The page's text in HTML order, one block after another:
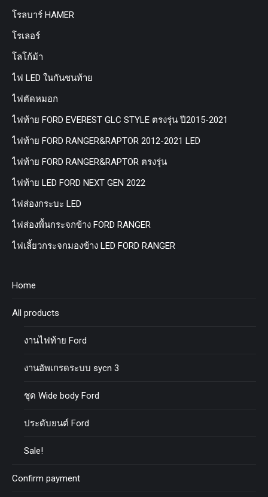
โรลบาร์ HAMER
โรเลอร์
โลโก้ม้า
ไฟ LED ในกันชนท้าย
ไฟตัดหมอก
ไฟท้าย FORD EVEREST GLC STYLE ตรงรุ่น ปี2015-2021
ไฟท้าย FORD RANGER&RAPTOR 2012-2021 LED
ไฟท้าย FORD RANGER&RAPTOR ตรงรุ่น
ไฟท้าย LED FORD NEXT GEN 2022
ไฟส่องกระบะ LED
ไฟส่องพื้นกระจกข้าง FORD RANGER
ไฟเลี้ยวกระจกมองข้าง LED FORD RANGER
Home
All products
งานไฟท้าย Ford
งานอัพเกรดระบบ sycn 3
ชุด Wide body Ford
ประดับยนต์ Ford
Sale!
Confirm payment